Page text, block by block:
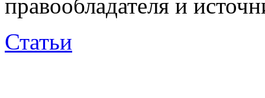
правообладателя и
Статьи